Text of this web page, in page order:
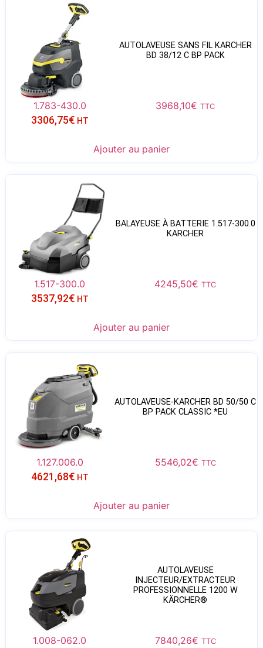
AUTOLAVEUSE SANS FIL KARCHER
BD 38/12 C BP PACK
1.783-430.0 3968,10€ TTC
3306,75€ HT
Ajouter au panier
BALAYEUSE À BATTERIE 1.517-300.0
KARCHER
1.517-300.0 4245,50€ TTC
3537,92€ HT
Ajouter au panier
AUTOLAVEUSE-KARCHER BD 50/50 C
BP PACK CLASSIC *EU
1.127.006.0 5546,02€ TTC
4621,68€ HT
Ajouter au panier
AUTOLAVEUSE
INJECTEUR/EXTRACTEUR
PROFESSIONNELLE 1200 W
KÄRCHER®
1.008-062.0 7840,26€ TTC